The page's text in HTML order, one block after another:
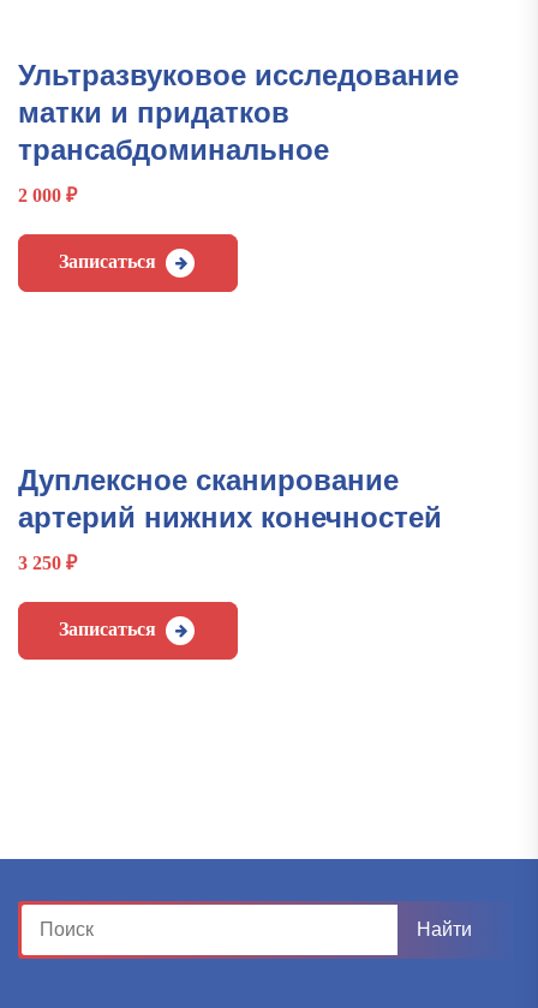
Ультразвуковое исследование
матки и придатков
трансабдоминальное
2 000 ₽
Записаться
Дуплексное сканирование
артерий нижних конечностей
3 250 ₽
Записаться